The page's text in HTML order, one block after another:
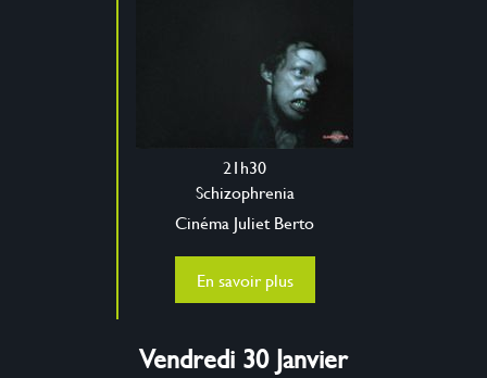
21h30
Schizophrenia
Cinéma Juliet Berto
En savoir plus
Vendredi 30 Janvier